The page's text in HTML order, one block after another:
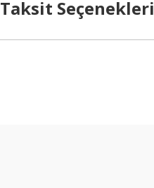
Taksit Seçenekleri